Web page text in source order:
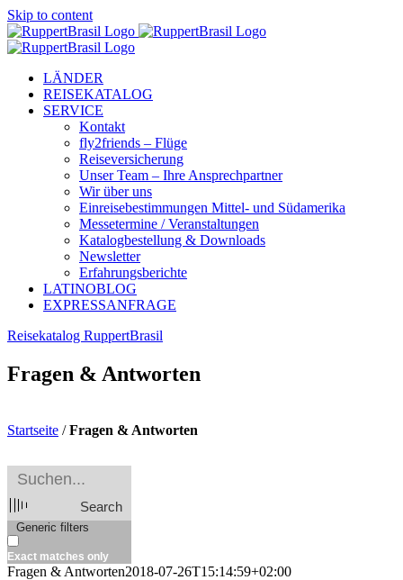
Skip to content
LÄNDER
REISEKATALOG
SERVICE
Kontakt
fly2friends – Flüge
Reiseversicherung
Unser Team – Ihre Ansprechpartner
Wir über uns
Einreisebestimmungen Mittel- und Südamerika
Messetermine / Veranstaltungen
Katalogbestellung & Downloads
Newsletter
Erfahrungsberichte
LATINOBLOG
EXPRESSANFRAGE
Reisekatalog RuppertBrasil
Fragen & Antworten
Startseite /Fragen & Antworten
Search
Generic filters
Exact matches only
Fragen & Antworten2018-07-26T15:14:59+02:00